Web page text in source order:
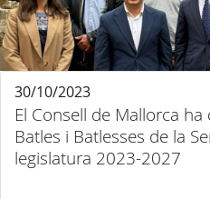
El Consell de Mallorca
Batles i Batlesses de la
legislatura 2023-2027
30/10/2023